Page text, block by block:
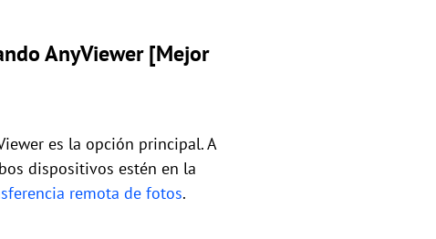
AnyViewer [Mejor
es la opción principal. A
dispositivos estén en la
remota de fotos.